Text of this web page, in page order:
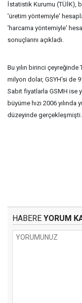
İstatistik Kurumu (TÜİK),
'üretim yöntemiyle'
'harcama yöntemiyle'
sonuçlarını açıkladı.
Bu yılın birinci
milyon dolar, GSYH'si de
Sabit fiyatlarla GSMH ise
büyüme hızı 2006
düzeyinde gerçekleşmişti.
HABERE YORUM